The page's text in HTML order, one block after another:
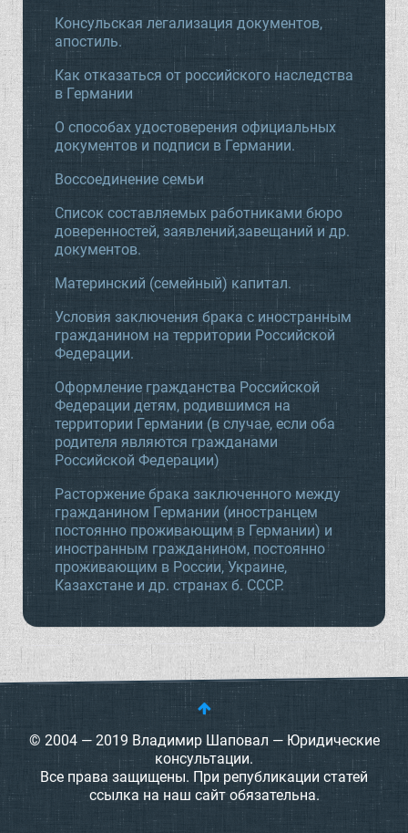
Консульская легализация документов,
апостиль.
Как отказаться от российского наследства
в Германии
О способах удостоверения официальных
документов и подписи в Германии.
Воссоединение семьи
Список составляемых работниками бюро
доверенностей, заявлений,завещаний и др.
документов.
Материнский (семейный) капитал.
Условия заключения брака с иностранным
гражданином на территории Российской
Федерации.
Оформление гражданства Российской
Федерации детям, родившимся на
территории Германии (в случае, если оба
родителя являются гражданами
Российской Федерации)
Расторжение брака заключенного между
гражданином Германии (иностранцем
постоянно проживающим в Германии) и
иностранным гражданином, постоянно
проживающим в России, Украине,
Казахстане и др. странах б. СССР.
© 2004 — 2019 Владимир Шаповал — Юридические
консультации.
Все права защищены. При републикации статей
ссылка на наш сайт обязательна.